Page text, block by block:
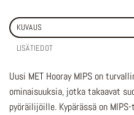
KUVAUS
LISÄTIEDOT
Uusi MET Hooray MIPS on
ominaisuuksia, jotka takaavat
pyöräilijöille. Kypärässä on